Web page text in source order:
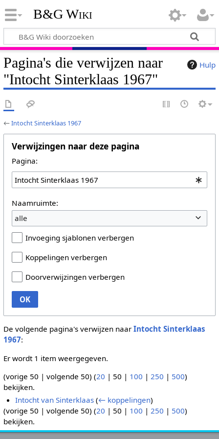
B&G Wiki
Hulp
Pagina's die verwijzen naar
"Intocht Sinterklaas 1967"
←Intocht Sinterklaas 1967
Verwijzingen naar deze pagina
Pagina:
Naamruimte:
alle
Invoeging sjablonen verbergen
Koppelingen verbergen
Doorverwijzingen verbergen
OK
De volgende pagina's verwijzen naar Intocht Sinterklaas
1967:
Er wordt 1 item weergegeven.
(vorige 50 | volgende 50) (20 | 50 | 100 | 250 | 500)
bekijken.
Intocht van Sinterklaas (← koppelingen)
(vorige 50 | volgende 50) (20 | 50 | 100 | 250 | 500)
bekijken.